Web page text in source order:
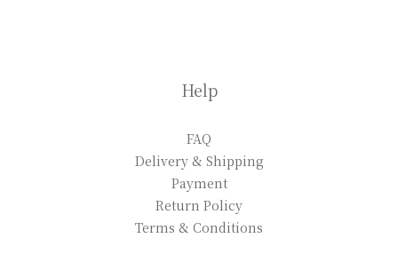
Help
FAQ
Delivery & Shipping
Payment
Return Policy
Terms & Conditions